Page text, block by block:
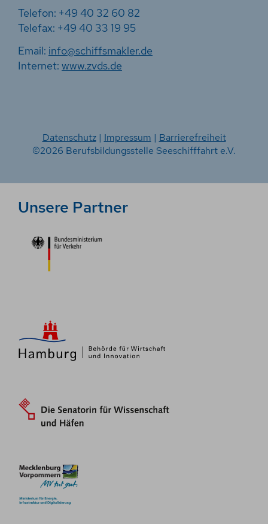
Telefon: +49 40 32 60 82
Telefax: +49 40 33 19 95
Email: info@schiffsmakler.de
Internet: www.zvds.de
Datenschutz| Impressum | Barrierefreiheit
©2026 Berufsbildungsstelle Seeschifffahrt e.V.
Unsere Partner